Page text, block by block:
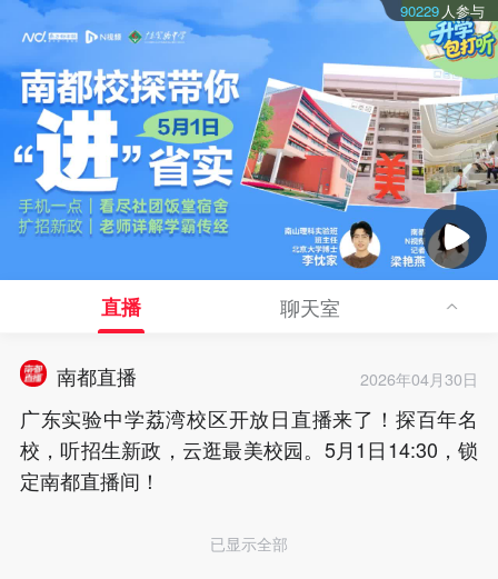
90229 人参与
直播 聊天室
下拉更新
南都直播 2026年04月30日
广东实验中学荔湾校区开放日直播来了！探百年名
校，听招生新政，云逛最美校园。5月1日14:30，锁
定南都直播间！
已显示全部